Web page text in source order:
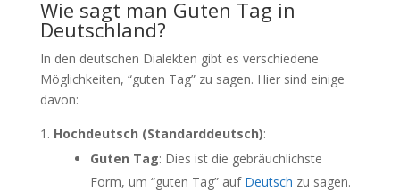
Wie sagt man Guten Tag in
Deutschland?
In den deutschen Dialekten gibt es verschiedene
Möglichkeiten, “guten Tag” zu sagen. Hier sind einige
davon:
Hochdeutsch (Standarddeutsch):
Guten Tag: Dies ist die gebräuchlichste
Form, um “guten Tag” auf Deutsch zu sagen.